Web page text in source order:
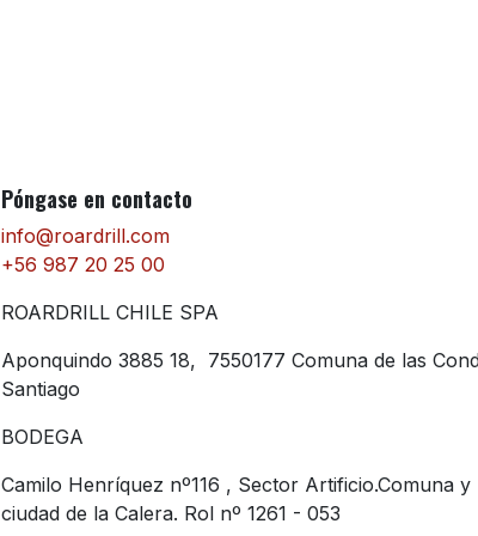
Póngase en contacto
info@roardrill.com
+56 987 20 25 00
ROARDRILL CHILE SPA
Aponquindo 3885 18, 7550177 Comuna de las
Santiago
BODEGA
Camilo Henríquez nº116 , Sector Artificio.Comuna y
ciudad de la Calera. Rol nº 1261 - 053